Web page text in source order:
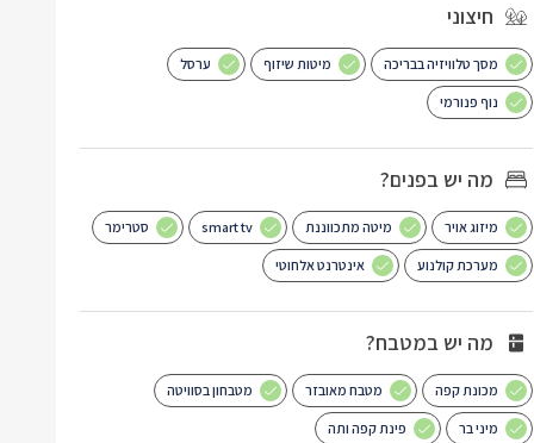
חיצוני
מסך טלוויזיה בבריכה מיטות שיזוף ערסל
נוף פנורמי
מה יש בפנים?
מיזוג אויר מיטה מתכווננת smart tv סטרימר
מערכת קולנוע אינטרנט אלחוטי
מה יש במטבח?
מכונת קפה מטבח מאובזר מטבחון בסוויטה
מיני בר פינת קפה ותה